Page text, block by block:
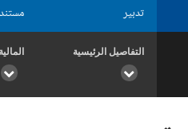
تدبير
التفاصيل الرئيسية المالية